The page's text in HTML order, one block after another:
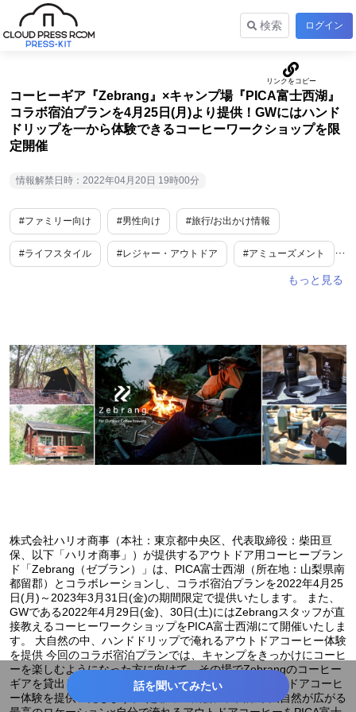
検索 ログイン
コーヒーギア『Zebrang』×キャンプ場『PICA富士西湖』
コラボ宿泊プランを4月25日(月)より提供！GWにはハンド
ドリップを一から体験できるコーヒーワークショップを限
定開催
情報解禁日時：2022年04月20日 19時00分
#ファミリー向け #男性向け #旅行/お出かけ情報
#ライフスタイル #レジャー・アウトドア #アミューズメント
#旅行
#静岡
株式会社ハリオ商事（本社：東京都中央区、代表取締役：柴田亘
保、以下「ハリオ商事」）が提供するアウトドア用コーヒーブラン
ド「Zebrang（ゼブラン）」は、PICA富士西湖（所在地：山梨県南
都留郡）とコラボレーションし、コラボ宿泊プランを2022年4月25
日(月)～2023年3月31日(金)の期間限定で提供いたします。 また、
GWである2022年4月29日(金)、30日(土)にはZebrangスタッフが直
接教えるコーヒーワークショップをPICA富士西湖にて開催いたしま
す。 大自然の中、ハンドドリップで淹れるアウトドアコーヒー体験
を提供 今回のコラボ宿泊プランでは、キャンプをきっかけにコーヒ
ーを楽しむようになった方に向けて、その場でZebrangのコーヒー
ギアを貸出し、自然の中ハンドドリップで淹れるアウトドアコーヒ
ー体験を提供いたします。 是非この機会に、西湖や大自然が広がる
話を聞いてみたい